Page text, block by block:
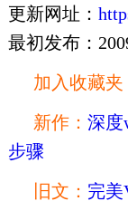
更新网址：
最初发布：
加入收藏夹
新作： 深度
步骤
旧文： 完美